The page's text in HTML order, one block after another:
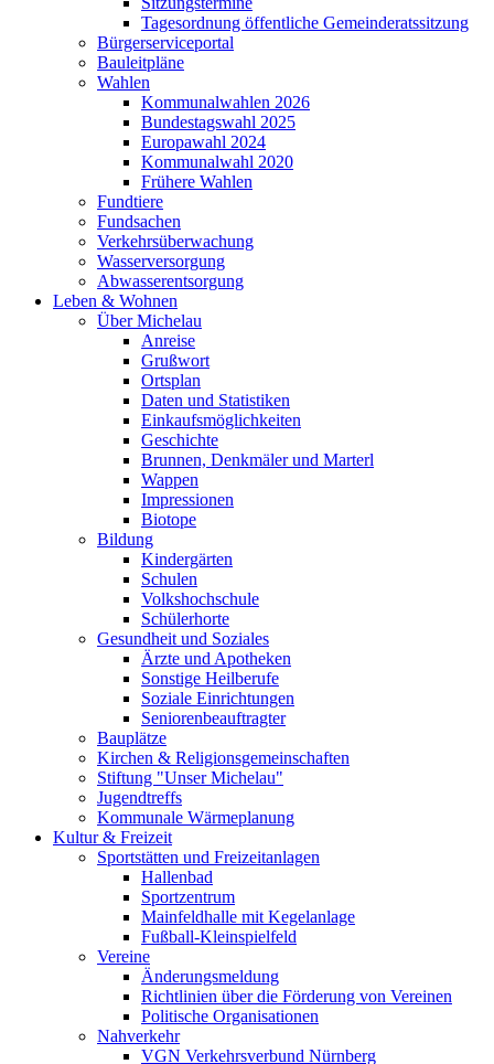
Tagesordnung öffentliche Gemeinderatssitzung
Bürgerserviceportal
Bauleitpläne
Wahlen
Kommunalwahlen 2026
Bundestagswahl 2025
Europawahl 2024
Kommunalwahl 2020
Frühere Wahlen
Fundtiere
Fundsachen
Verkehrsüberwachung
Wasserversorgung
Abwasserentsorgung
Leben & Wohnen
Über Michelau
Anreise
Grußwort
Ortsplan
Daten und Statistiken
Einkaufsmöglichkeiten
Geschichte
Brunnen, Denkmäler und Marterl
Wappen
Impressionen
Biotope
Bildung
Kindergärten
Schulen
Volkshochschule
Schülerhorte
Gesundheit und Soziales
Ärzte und Apotheken
Sonstige Heilberufe
Soziale Einrichtungen
Seniorenbeauftragter
Bauplätze
Kirchen & Religionsgemeinschaften
Stiftung "Unser Michelau"
Jugendtreffs
Kommunale Wärmeplanung
Kultur & Freizeit
Sportstätten und Freizeitanlagen
Hallenbad
Sportzentrum
Mainfeldhalle mit Kegelanlage
Fußball-Kleinspielfeld
Vereine
Änderungsmeldung
Richtlinien über die Förderung von Vereinen
Politische Organisationen
Nahverkehr
VGN Verkehrsverbund Nürnberg